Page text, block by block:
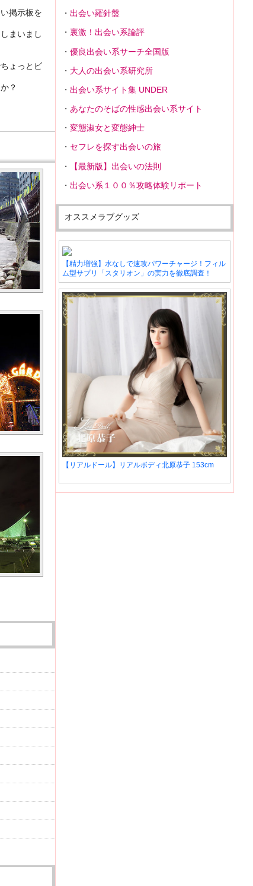
掲示板を
まいまし
ょっとビ
？
出会い羅針盤
裏激！出会い系論評
優良出会い系サーチ全国版
大人の出会い系研究所
出会い系サイト集 UNDER
あなたのそばの性感出会い系サイト
変態淑女と変態紳士
セフレを探す出会いの旅
【最新版】出会いの法則
出会い系１００％攻略体験リポート
オススメラブグッズ
【精力増強】水なしで速攻パワーチャージ！フィル
ム型サプリ「スタリオン」の実力を徹底調査！
【リアルドール】リアルボディ北原恭子 153cm